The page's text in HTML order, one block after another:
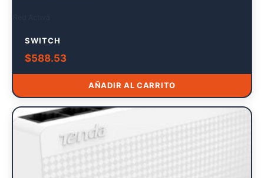
SWITCH
$588.53
AÑADIR AL CARRITO